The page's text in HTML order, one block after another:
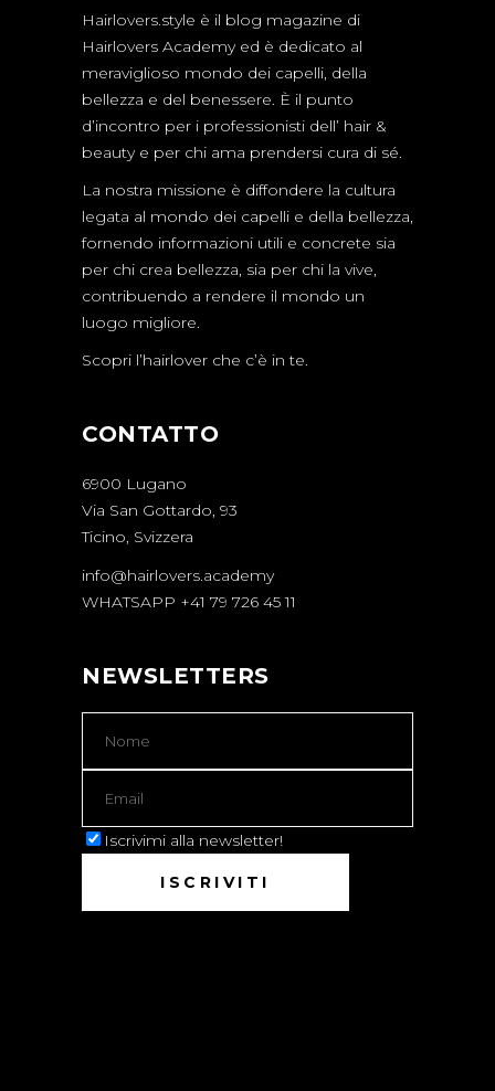
Hairlovers.style è il blog magazine di
Hairlovers Academy ed è dedicato al
meraviglioso mondo dei capelli, della
bellezza e del benessere. È il punto
d’incontro per i professionisti dell’ hair &
beauty e per chi ama prendersi cura di sé.
La nostra missione è diffondere la cultura
legata al mondo dei capelli e della bellezza,
fornendo informazioni utili e concrete sia
per chi crea bellezza, sia per chi la vive,
contribuendo a rendere il mondo un
luogo migliore.
Scopri l’hairlover che c’è in te.
CONTATTO
6900 Lugano
Via San Gottardo, 93
Ticino, Svizzera
info@hairlovers.academy
WHATSAPP +41 79 726 45 11
NEWSLETTERS
Iscrivimi alla newsletter!